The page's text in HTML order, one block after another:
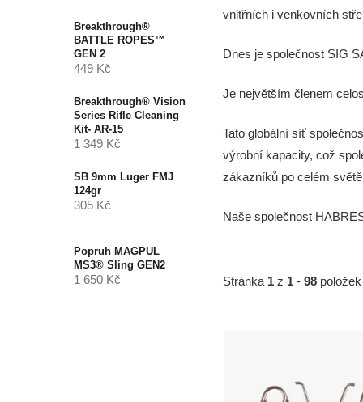
Breakthrough®
BATTLE ROPES™
GEN 2
449 Kč
Breakthrough® Vision
Series Rifle Cleaning
Kit- AR-15
1 349 Kč
SB 9mm Luger FMJ
124gr
305 Kč
Popruh MAGPUL
MS3® Sling GEN2
1 650 Kč
vnitřních i venkovních
Dnes je společnost SIG
Je největším členem
Tato globální síť
výrobní kapacity, což
zákazníků po celém
Naše společnost
Stránka 1 z 1 - 98